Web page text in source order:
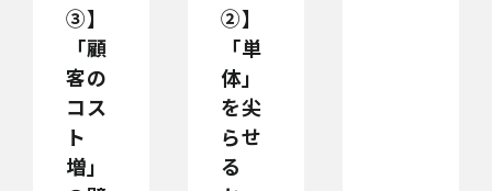
③】
「顧
客の
コス
ト
増」
②】
「単
体」
を尖
らせ
る